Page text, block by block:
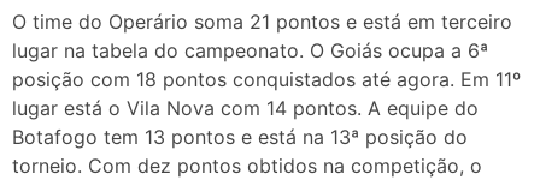
O time do Operário soma 21 pontos e está em terceiro
lugar na tabela do campeonato. O Goiás ocupa a 6ª
posição com 18 pontos conquistados até agora. Em 11º
lugar está o Vila Nova com 14 pontos. A equipe do
Botafogo tem 13 pontos e está na 13ª posição do
torneio. Com dez pontos obtidos na competição, o